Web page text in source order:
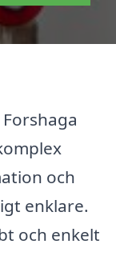
och
enklare.
och enkelt